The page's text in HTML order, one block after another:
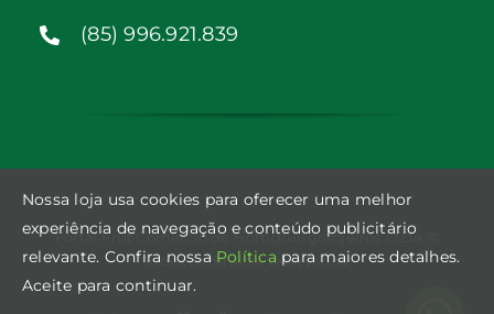
(85) 996.921.839
Fortal Frut Comércio de Hortigrutigranjeiros LTDA ©
Todos os direitos reservados.
Nossa loja usa cookies para oferecer uma melhor
experiência de navegação e conteúdo publicitário
relevante. Confira nossa Política para maiores detalhes.
Aceite para continuar.